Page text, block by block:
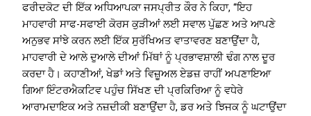
ਫਰੀਦਕੋਟ ਦੀ ਇੱਕ ਅਧਿਆਪਕਾ ਜਸਪ੍ਰੀਤ ਕੌਰ ਨੇ ਕਿਹਾ, “ਇਹ
ਮਾਹਵਾਰੀ ਸਾਫ-ਸਫਾਈ ਕੋਰਸ ਕੁੜੀਆਂ ਲਈ ਸਵਾਲ ਪੁੱਛਣ ਅਤੇ ਆਪਣੇ
ਅਨੁਭਵ ਸਾਂਝੇ ਕਰਨ ਲਈ ਇੱਕ ਸੁਰੱਖਿਅਤ ਵਾਤਾਵਰਣ ਬਣਾਉਂਦਾ ਹੈ,
ਮਾਹਵਾਰੀ ਦੇ ਆਲੇ ਦੁਆਲੇ ਦੀਆਂ ਮਿੱਥਾਂ ਨੂੰ ਪ੍ਰਭਾਵਸ਼ਾਲੀ ਢੰਗ ਨਾਲ ਦੂਰ
ਕਰਦਾ ਹੈ। ਕਹਾਣੀਆਂ, ਖੇਡਾਂ ਅਤੇ ਵਿਜ਼ੂਅਲ ਏਡਜ਼ ਰਾਹੀਂ ਅਪਣਾਇਆ
ਗਿਆ ਇੰਟਰਐਕਟਿਵ ਪਹੁੰਚ ਸਿੱਖਣ ਦੀ ਪ੍ਰਕਿਰਿਆ ਨੂੰ ਵਧੇਰੇ
ਆਰਾਮਦਾਇਕ ਅਤੇ ਨਜ਼ਦੀਕੀ ਬਣਾਉਂਦਾ ਹੈ, ਡਰ ਅਤੇ ਝਿਜਕ ਨੂੰ ਘਟਾਉਂਦਾ